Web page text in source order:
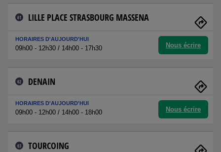
61 LILLE PLACE STRASBOURG MASSENA
HORAIRES D'AUJOURD'HUI
09h00 - 12h30 / 14h00 - 17h30 Nous écrire
62 DENAIN
HORAIRES D'AUJOURD'HUI
09h00 - 12h00 / 14h00 - 18h00 Nous écrire
63 TOURCOING